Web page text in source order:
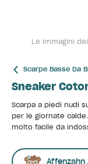
Le immagini
Scarpe Basse Da
Sneaker
Scarpa a piedi nudi
per le giornate
molto facile da
Affenzahn